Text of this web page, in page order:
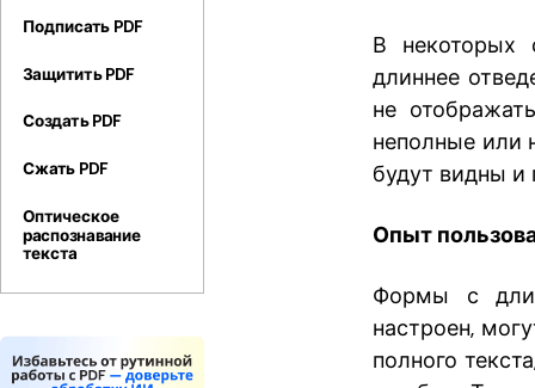
Подписать PDF
Защитить PDF
Создать PDF
Сжать PDF
Оптическое
распознавание
текста
В некоторых
длиннее
не
неполные или
будут видны и
Опыт
Формы с
настроен,
полного